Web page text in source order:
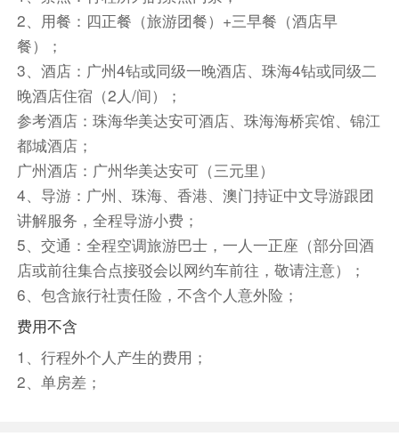
产；澳门历史城区的重要组成部分。
澳门渔人码头为坐落于澳门澳门半岛的休闲和主题
娱乐综合体，概念源自欧美，代表的是一种欧陆怀
旧式的休闲，将不同的元素综合于一体，像一座小
城市，更是一个综合性的逍遥宫。
粤式午餐（餐标约30元/人） 精选本地餐厅：餐
标30元/人 ；
【澳门回归贺礼陈列馆】/【金莲花广场】【回归
贺礼陈列馆】
前往银河钻石大堂，观赏中央喷泉每隔20分钟就
会上演一次梦幻酷炫的光电喷泉表演，整个过程精
彩绝伦，非常震撼！
近距离见证亚洲瞩目新地标——【澳门巴黎人-巴
黎铁塔】，依照埃菲尔铁塔1/2比例精心建造，让
您在澳门也能体验巴黎的浪漫风情。
走进【澳门威尼斯热度假村】享受异国风情，澳门
2、用餐：四正餐（旅游团餐）+三早餐（酒店早
餐）；
3、酒店：广州4钻或同级一晚酒店、珠海4钻或同级二
晚酒店住宿（2人/间）；
参考酒店：珠海华美达安可酒店、珠海海桥宾馆、锦江
都城酒店；
广州酒店：广州华美达安可（三元里）
4、导游：广州、珠海、香港、澳门持证中文导游跟团
讲解服务，全程导游小费；
5、交通：全程空调旅游巴士，一人一正座（部分回酒
店或前往集合点接驳会以网约车前往，敬请注意）；
6、包含旅行社责任险，不含个人意外险；
费用不含
1、行程外个人产生的费用；
2、单房差；